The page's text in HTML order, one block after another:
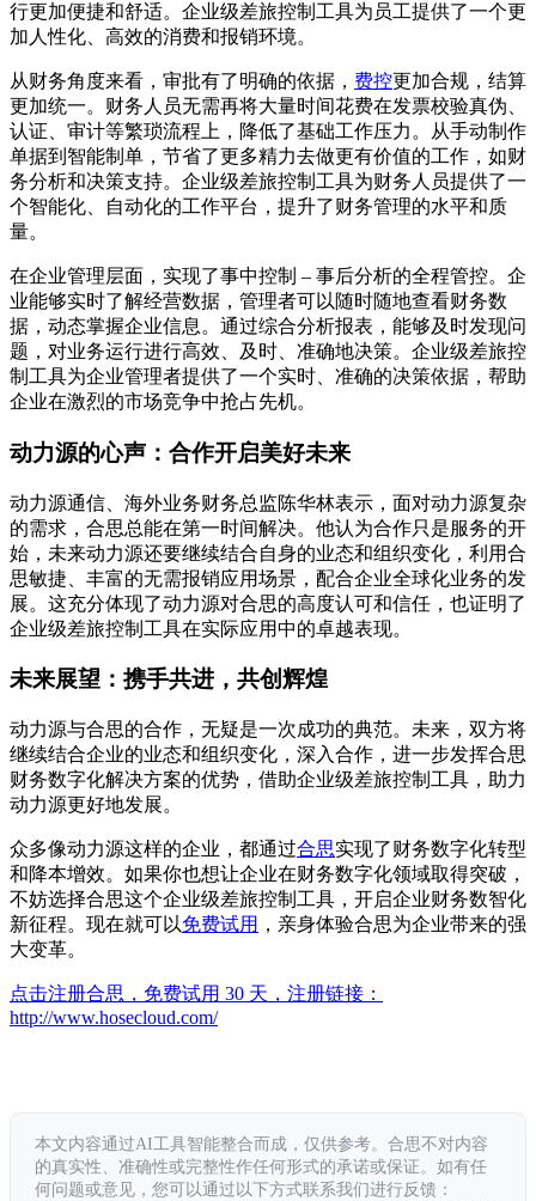
行更加便捷和舒适。企业级差旅控制工具为员工提供了一个更
加人性化、高效的消费和报销环境。
从财务角度来看，审批有了明确的依据， 费控更加合规，结算
更加统一。财务人员无需再将大量时间花费在发票校验真伪、
认证、审计等繁琐流程上，降低了基础工作压力。从手动制作
单据到智能制单，节省了更多精力去做更有价值的工作，如财
务分析和决策支持。企业级差旅控制工具为财务人员提供了一
个智能化、自动化的工作平台，提升了财务管理的水平和质
量。
在企业管理层面，实现了事中控制 – 事后分析的全程管控。企
业能够实时了解经营数据，管理者可以随时随地查看财务数
据，动态掌握企业信息。通过综合分析报表，能够及时发现问
题，对业务运行进行高效、及时、准确地决策。企业级差旅控
制工具为企业管理者提供了一个实时、准确的决策依据，帮助
企业在激烈的市场竞争中抢占先机。
动力源的心声：合作开启美好未来
动力源通信、海外业务财务总监陈华林表示，面对动力源复杂
的需求，合思总能在第一时间解决。他认为合作只是服务的开
始，未来动力源还要继续结合自身的业态和组织变化，利用合
思敏捷、丰富的无需报销应用场景，配合企业全球化业务的发
展。这充分体现了动力源对合思的高度认可和信任，也证明了
企业级差旅控制工具在实际应用中的卓越表现。
未来展望：携手共进，共创辉煌
动力源与合思的合作，无疑是一次成功的典范。未来，双方将
继续结合企业的业态和组织变化，深入合作，进一步发挥合思
财务数字化解决方案的优势，借助企业级差旅控制工具，助力
动力源更好地发展。
众多像动力源这样的企业，都通过合思实现了财务数字化转型
和降本增效。如果你也想让企业在财务数字化领域取得突破，
不妨选择合思这个企业级差旅控制工具，开启企业财务数智化
新征程。现在就可以免费试用 ，亲身体验合思为企业带来的强
大变革。
点击注册合思，免费试用 30 天，注册链接：
http://www.hosecloud.com/
本文内容通过AI工具智能整合而成，仅供参考。合思不对内容
的真实性、准确性或完整性作任何形式的承诺或保证。如有任
何问题或意见，您可以通过以下方式联系我们进行反馈：